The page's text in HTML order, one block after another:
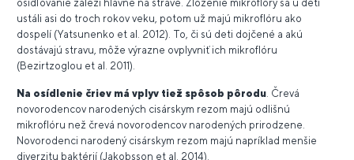
osídľovanie záleží hlavne na strave. Zloženie mikroflóry sa u detí
ustáli asi do troch rokov veku, potom už majú mikroflóru ako
dospelí (Yatsunenko et al. 2012). To, či sú deti dojčené a akú
dostávajú stravu, môže výrazne ovplyvniť ich mikroflóru
(Bezirtzoglou et al. 2011).
Na osídlenie čriev má vplyv tiež spôsob pôrodu . Črevá
novorodencov narodených cisárskym rezom majú odlišnú
mikroflóru než črevá novorodencov narodených prirodzene.
Novorodenci narodený cisárskym rezom majú napríklad menšie
diverzitu baktérií (Jakobsson et al. 2014).